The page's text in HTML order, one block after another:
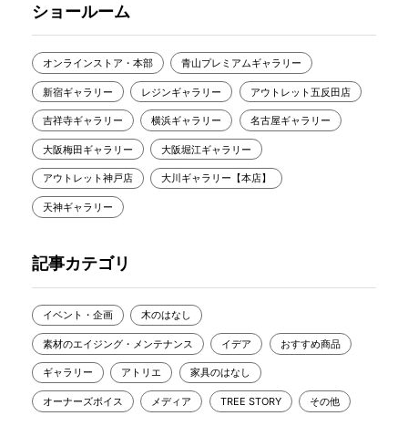
ショールーム
オンラインストア・本部 青山プレミアムギャラリー
新宿ギャラリー レジンギャラリー アウトレット五反田店
吉祥寺ギャラリー 横浜ギャラリー 名古屋ギャラリー
大阪梅田ギャラリー 大阪堀江ギャラリー
アウトレット神戸店 大川ギャラリー【本店】
天神ギャラリー
記事カテゴリ
イベント・企画 木のはなし
素材のエイジング・メンテナンス イデア おすすめ商品
ギャラリー アトリエ 家具のはなし
オーナーズボイス メディア TREE STORY その他